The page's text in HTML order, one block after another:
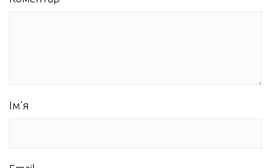
Ім'я